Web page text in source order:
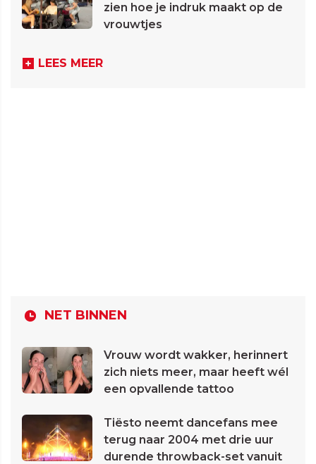
zien hoe je indruk maakt op de
vrouwtjes
LEES MEER
NET BINNEN
Vrouw wordt wakker, herinnert
zich niets meer, maar heeft wél
een opvallende tattoo
Tiësto neemt dancefans mee
terug naar 2004 met drie uur
durende throwback-set vanuit